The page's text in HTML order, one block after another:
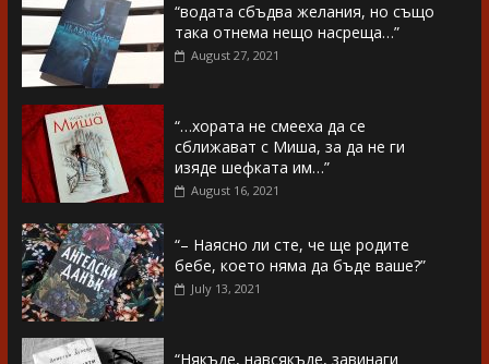
“водата сбъдва желания, но също
така отнема нещо насреща…”
August 27, 2021
“…хората не смееха да се
сближават с Миша, за да не ги
изяде шефката им…”
August 16, 2021
“– Наясно ли сте, че ще родите
бебе, което няма да бъде ваше?”
July 13, 2021
“Някъде, навсякъде, завинаги